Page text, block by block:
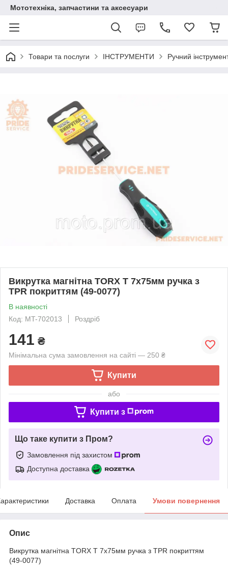
Мототехніка, запчастини та аксесуари
Товари та послуги ІНСТРУМЕНТИ Ручний
Викрутка магнітна TORX T 7x75мм ручка з
TPR покриттям (49-0077)
В наявності
Код: MT-702013
Роздріб
141 ₴
Мінімальна сума замовлення на сайті — 250 ₴
Купити
або
Купити з
Що таке купити з Пром?
Замовлення під захистом
Доступна доставка
Доставка Оплата Умови повернення
Опис
Викрутка магнітна TORX T 7x75мм ручка з TPR покриттям
(49-0077)